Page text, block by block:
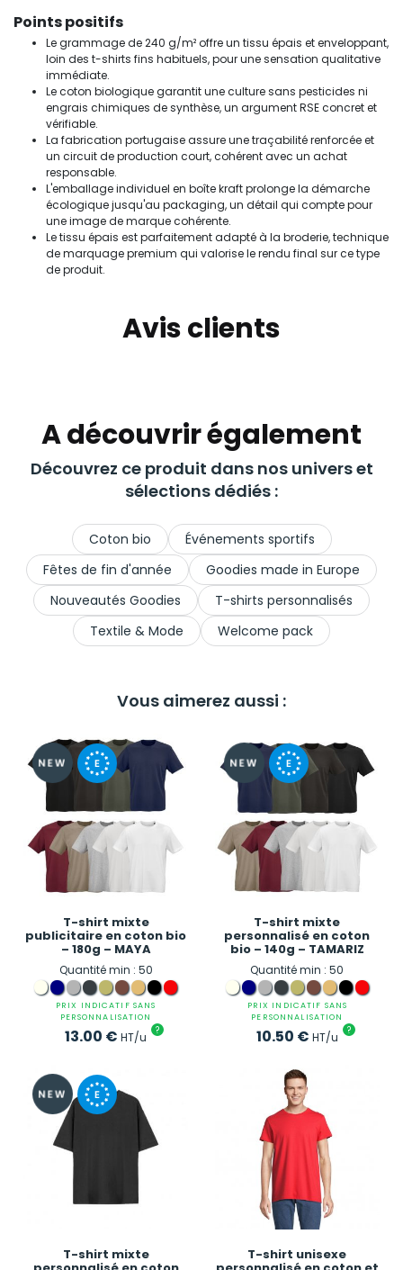
Points positifs
Le grammage de 240 g/m² offre un tissu épais et enveloppant,
loin des t-shirts fins habituels, pour une sensation qualitative
immédiate.
Le coton biologique garantit une culture sans pesticides ni
engrais chimiques de synthèse, un argument RSE concret et
vérifiable.
La fabrication portugaise assure une traçabilité renforcée et
un circuit de production court, cohérent avec un achat
responsable.
L'emballage individuel en boîte kraft prolonge la démarche
écologique jusqu'au packaging, un détail qui compte pour
une image de marque cohérente.
Le tissu épais est parfaitement adapté à la broderie, technique
de marquage premium qui valorise le rendu final sur ce type
de produit.
Avis clients
A découvrir également
Découvrez ce produit dans nos univers et
sélections dédiés :
Coton bio
Événements sportifs
Fêtes de fin d'année
Goodies made in Europe
Nouveautés Goodies
T-shirts personnalisés
Textile & Mode
Welcome pack
Vous aimerez aussi :
T-shirt mixte
publicitaire en coton bio
– 180g – MAYA
Quantité min : 50
PRIX INDICATIF SANS
PERSONNALISATION
13.00 € HT/u ?
T-shirt mixte
personnalisé en coton
bio – 140g – TAMARIZ
Quantité min : 50
PRIX INDICATIF SANS
PERSONNALISATION
10.50 € HT/u ?
T-shirt mixte T-shirt unisexe